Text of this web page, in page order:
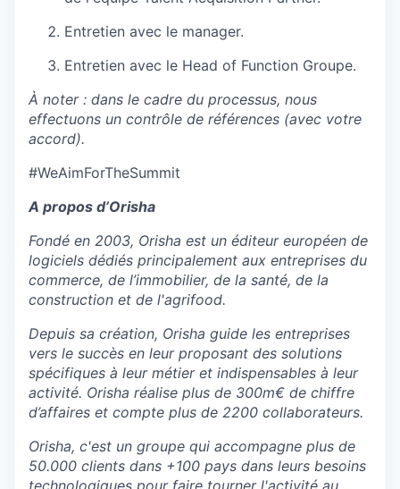
Entretien avec le manager.
Entretien avec le Head of Function Groupe.
À noter : dans le cadre du processus, nous
effectuons un contrôle de références (avec votre
accord).
#WeAimForTheSummit
A propos d’Orisha
Fondé en 2003, Orisha est un éditeur européen de
logiciels dédiés principalement aux entreprises du
commerce, de l’immobilier, de la santé, de la
construction et de l'agrifood.
Depuis sa création, Orisha guide les entreprises
vers le succès en leur proposant des solutions
spécifiques à leur métier et indispensables à leur
activité. Orisha réalise plus de 300m€ de chiffre
d’affaires et compte plus de 2200 collaborateurs.
Orisha, c'est un groupe qui accompagne plus de
50.000 clients dans +100 pays dans leurs besoins
technologiques pour faire tourner l'activité au